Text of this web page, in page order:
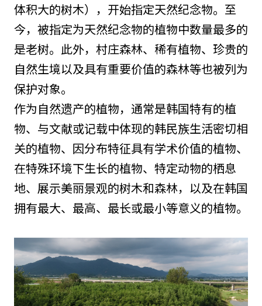
体积大的树木），开始指定天然纪念物。至
今，被指定为天然纪念物的植物中数量最多的
是老树。此外，村庄森林、稀有植物、珍贵的
自然生境以及具有重要价值的森林等也被列为
保护对象。
作为自然遗产的植物，通常是韩国特有的植
物、与文献或记载中体现的韩民族生活密切相
关的植物、因分布特征具有学术价值的植物、
在特殊环境下生长的植物、特定动物的栖息
地、展示美丽景观的树木和森林，以及在韩国
拥有最大、最高、最长或最小等意义的植物。